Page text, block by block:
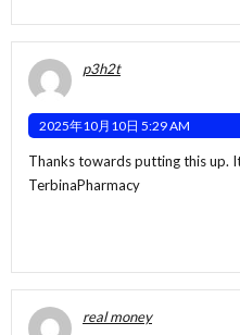
p3h2t
2025年10月10日 5:29 AM
Thanks towards putting this up.
TerbinaPharmacy
real money